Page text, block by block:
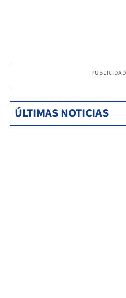
PUBLICIDAD
ÚLTIMAS NOTICIAS